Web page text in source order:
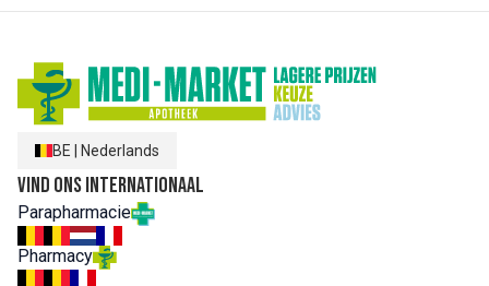
BE Nederlands
Vind ons internationaal
Parapharmacie
Pharmacy